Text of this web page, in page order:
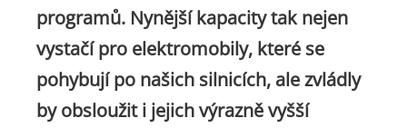
programů. Nynější kapacity tak nejen
vystačí pro elektromobily, které se
pohybují po našich silnicích, ale zvládly
by obsloužit i jejich výrazně vyšší